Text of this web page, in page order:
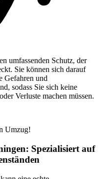
umfassenden Schutz, der
Sie können sich darauf
Gefahren und
sodass Sie sich keine
Verluste machen müssen.
Umzug!
Spezialisiert auf